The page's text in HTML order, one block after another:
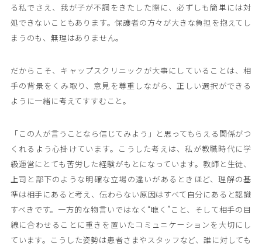
る私でさえ、我が子が不調をきたした際に、必ずしも簡単には対
処できないこともあります。保護者の方々が大きな負担を抱えてし
まうのも、無理はありません。
だからこそ、キャップスクリニックが大事にしていることは、相
手の背景をくみ取り、意見を尊重しながら、正しい選択ができる
ように一緒に考えてすすむこと。
「この人が言うことなら信じてみよう」と思ってもらえる関係がつ
くれるよう心掛けています。こうした考えは、私が教職時代に学
級運営にとても苦労した経験がもとになっています。教師と生徒、
上司と部下のような明確な立場の違いがあるときほど、理解の基
準は相手にあると考え、伝わらない原因はすべて自分にあると認識
すべきです。一方的な物言いではなく“聴く”こと、そして相手の目
線に合わせることに重きを置いたコミュニケーションを大切にし
ています。こうした姿勢は患者さまやスタッフなど、誰に対しても